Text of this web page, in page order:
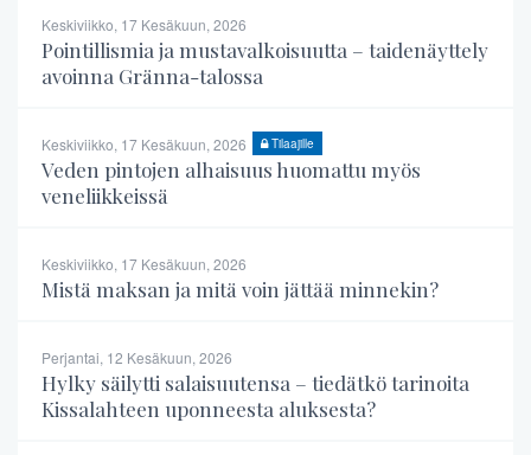
Keskiviikko, 17 Kesäkuun, 2026
Pointillismia ja mustavalkoisuutta – taidenäyttely
avoinna Gränna-talossa
Keskiviikko, 17 Kesäkuun, 2026 Tilaajille
Veden pintojen alhaisuus huomattu myös
veneliikkeissä
Keskiviikko, 17 Kesäkuun, 2026
Mistä maksan ja mitä voin jättää minnekin?
Perjantai, 12 Kesäkuun, 2026
Hylky säilytti salaisuutensa – tiedätkö tarinoita
Kissalahteen uponneesta aluksesta?